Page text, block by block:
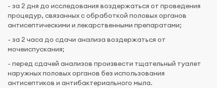
- за 2 дня до исследования воздержаться от проведения
процедур, связанных с обработкой половых органов
антисептическими и лекарственными препаратами;
- за 2 часа до сдачи анализа воздержаться от
мочеиспускания;
- перед сдачей анализов произвести тщательный туалет
наружных половых органов без использования
антисептиков и антибактериального мыла.